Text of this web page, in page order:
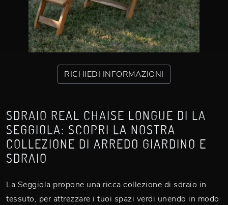
RICHIEDI INFORMAZIONI
SDRAIO REAL CHAISE LONGUE DI LA
SEGGIOLA: SCOPRI LA NOSTRA
COLLEZIONE DI ARREDO GIARDINO E
SDRAIO
La Seggiola propone una ricca collezione di sdraio in
tessuto, per attrezzare i tuoi spazi verdi unendo in modo